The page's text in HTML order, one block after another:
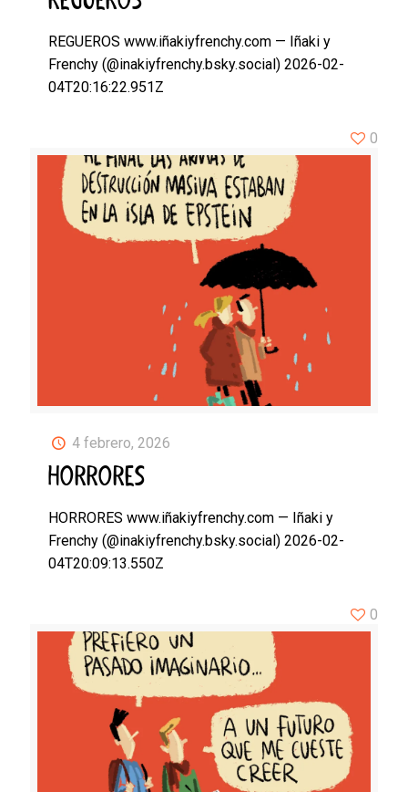
REGUEROS www.iñakiyfrenchy.com — Iñaki y
Frenchy (@inakiyfrenchy.bsky.social) 2026-02-
04T20:16:22.951Z
4 febrero, 2026
HORRORES
HORRORES www.iñakiyfrenchy.com — Iñaki y
Frenchy (@inakiyfrenchy.bsky.social) 2026-02-
04T20:09:13.550Z
0
0